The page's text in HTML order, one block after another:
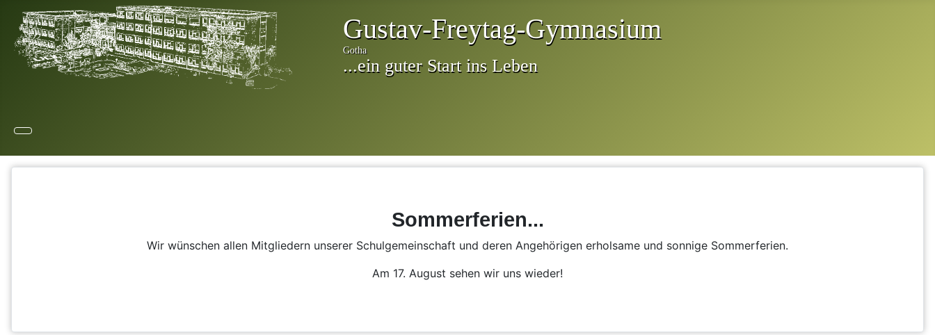
Sommerferien...
Wir wünschen allen Mitgliedern unserer Schulgemeinschaft und deren Angehörigen erholsame und sonnige Sommerferien.
Am 17. August sehen wir uns wieder!